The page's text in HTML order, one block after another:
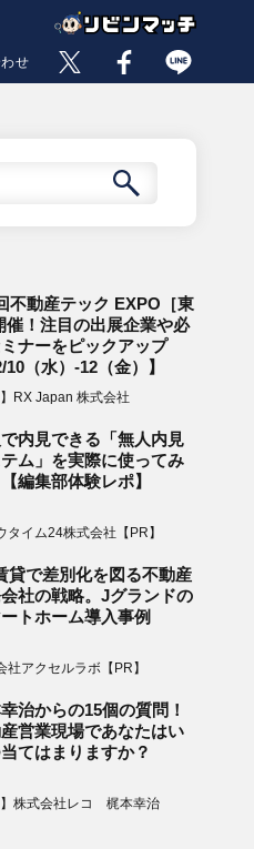
せ
不動産テック EXPO［東
催！注目の出展企業や必
ナーをピックアップ
10（水）-12（金）】
】RX Japan 株式会社
内見できる「無人内見
ム」を実際に使ってみ
編集部体験レポ】
タイム24株式会社【PR】
貸で差別化を図る不動産
社の戦略。Jグランドの
トホーム導入事例
社アクセルラボ【PR】
治からの15個の質問！
営業現場であなたはい
当てはまりますか？
】株式会社レコ 梶本幸治